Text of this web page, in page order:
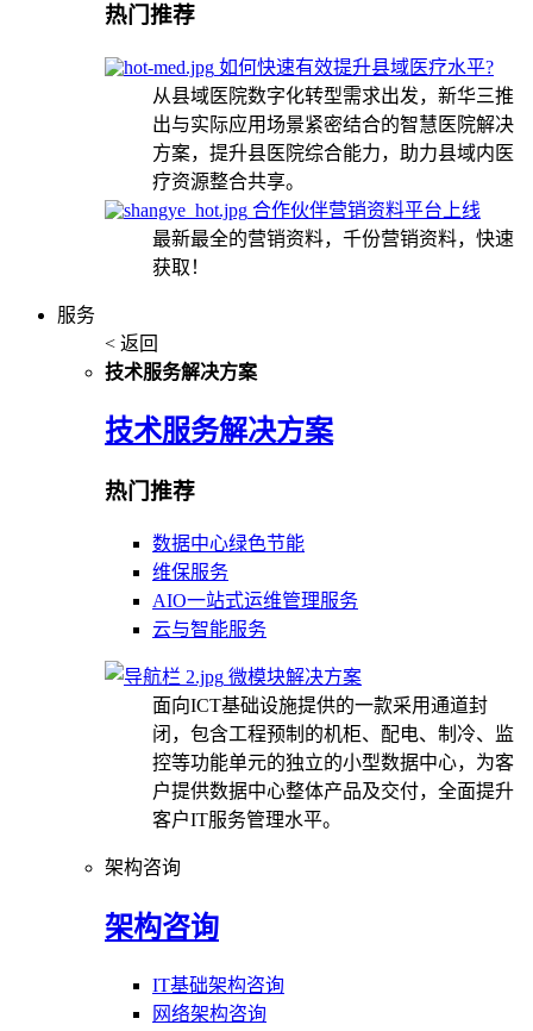
热门推荐
如何快速有效提升县域医疗水平?
从县域医院数字化转型需求出发，新华三推
出与实际应用场景紧密结合的智慧医院解决
方案，提升县医院综合能力，助力县域内医
疗资源整合共享。
合作伙伴营销资料平台上线
最新最全的营销资料，千份营销资料，快速
获取！
服务
< 返回
技术服务解决方案
技术服务解决方案
热门推荐
数据中心绿色节能
维保服务
AIO一站式运维管理服务
云与智能服务
微模块解决方案
面向ICT基础设施提供的一款采用通道封
闭，包含工程预制的机柜、配电、制冷、监
控等功能单元的独立的小型数据中心，为客
户提供数据中心整体产品及交付，全面提升
客户IT服务管理水平。
架构咨询
架构咨询
IT基础架构咨询
网络架构咨询